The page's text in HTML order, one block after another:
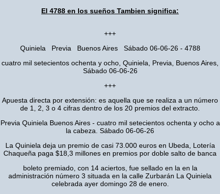
El 4788 en los sueños Tambien significa:
+++
Quiniela Previa Buenos Aires Sábado 06-06-26 - 4788
cuatro mil setecientos ochenta y ocho, Quiniela, Previa, Buenos Aires,
Sábado 06-06-26
+++
Apuesta directa por extensión: es aquella que se realiza a un número
de 1, 2, 3 o 4 cifras dentro de los 20 premios del extracto.
Previa Quiniela Buenos Aires - cuatro mil setecientos ochenta y ocho a
la cabeza. Sábado 06-06-26
La Quiniela deja un premio de casi 73.000 euros en Ubeda, Lotería
Chaqueña paga $18,3 millones en premios por doble salto de banca
boleto premiado, con 14 aciertos, fue sellado en la en la
administración número 3 situada en la calle Zurbarán La Quiniela
celebrada ayer domingo 28 de enero.